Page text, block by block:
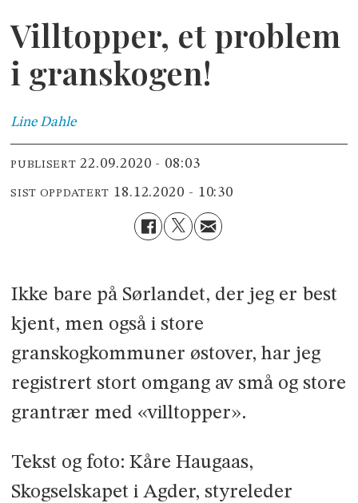
Villtopper, et problem
i granskogen!
Line Dahle
PUBLISERT 22.09.2020 - 08:03
SIST OPPDATERT 18.12.2020 - 10:30
Ikke bare på Sørlandet, der jeg er best
kjent, men også i store
granskogkommuner østover, har jeg
registrert stort omgang av små og store
grantrær med «villtopper».
Tekst og foto: Kåre Haugaas,
Skogselskapet i Agder, styreleder